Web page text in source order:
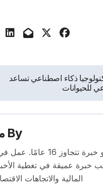
ذكاء اصطناعي تساعد
للحيوانات
By
محرر اقتصادي ذو
خبرة عميقة في تغطية
المالية والاتجاهات